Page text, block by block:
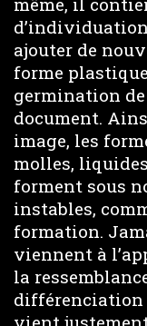
ajouter de
forme
germination de
document.
image, les
molles,
forment sous
instables,
formation.
viennent à
la
différenciation